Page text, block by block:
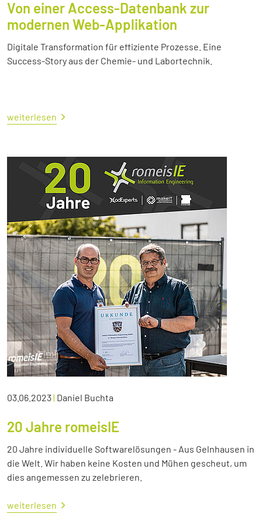
Von einer Access-Datenbank zur
modernen Web-Applikation
Digitale Transformation für effiziente Prozesse. Eine
Success-Story aus der Chemie- und Labortechnik.
weiterlesen
03.06.2023| Daniel Buchta
20 Jahre romeisIE
20 Jahre individuelle Softwarelösungen - Aus Gelnhausen in
die Welt. Wir haben keine Kosten und Mühen gescheut, um
dies angemessen zu zelebrieren.
weiterlesen